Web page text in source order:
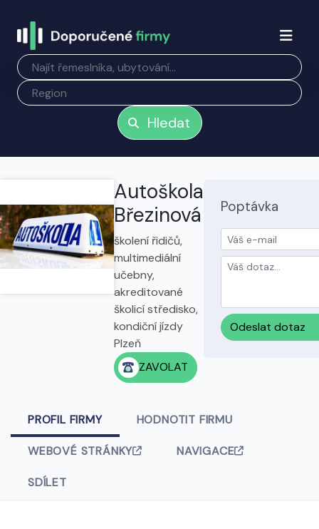
Hledat
Autoškola
Březinová
školení řidičů,
multimediální
učebny,
akreditované
školicí středisko,
kondiční jízdy
Plzeň
ZAVOLAT
Poptávka
Odeslat dotaz
PROFIL FIRMY HODNOTIT FIRMU
WEBOVÉ STRÁNKY NAVIGACE
SDÍLET